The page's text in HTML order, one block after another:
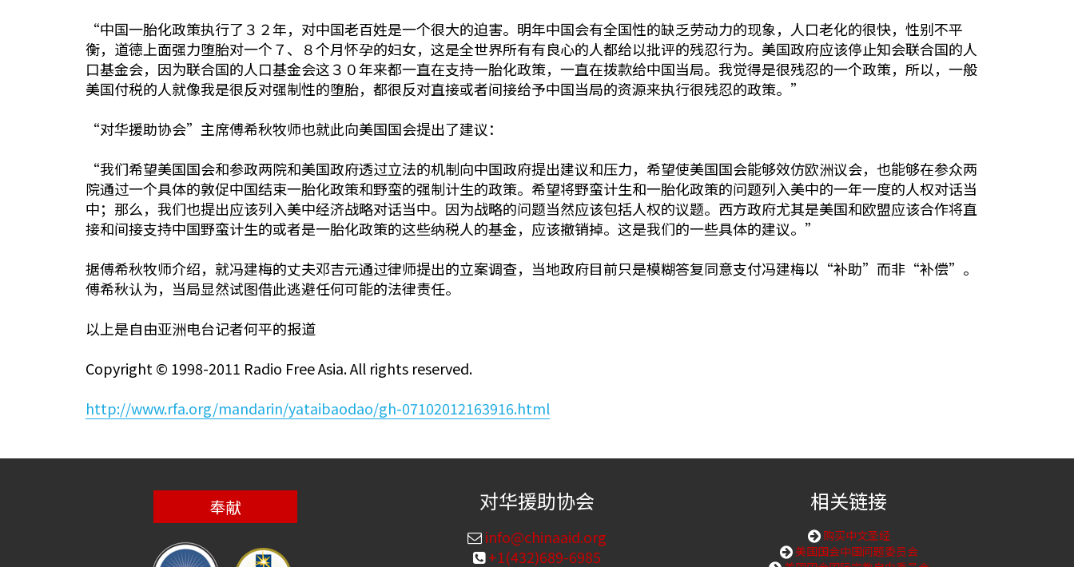
“中国一胎化政策执行了３２年，对中国老百姓是一个很大的迫害。明年中国会有全国性的缺乏劳动力的现象，人口老化的很快，性别不平
衡，道德上面强力堕胎对一个７、８个月怀孕的妇女，这是全世界所有有良心的人都给以批评的残忍行为。美国政府应该停止知会联合国的人
口基金会，因为联合国的人口基金会这３０年来都一直在支持一胎化政策，一直在拨款给中国当局。我觉得是很残忍的一个政策，所以，一般
美国付税的人就像我是很反对强制性的堕胎，都很反对直接或者间接给予中国当局的资源来执行很残忍的政策。”
“对华援助协会”主席傅希秋牧师也就此向美国国会提出了建议：
“我们希望美国国会和参政两院和美国政府透过立法的机制向中国政府提出建议和压力，希望使美国国会能够效仿欧洲议会，也能够在参众两
院通过一个具体的敦促中国结束一胎化政策和野蛮的强制计生的政策。希望将野蛮计生和一胎化政策的问题列入美中的一年一度的人权对话当
中；那么，我们也提出应该列入美中经济战略对话当中。因为战略的问题当然应该包括人权的议题。西方政府尤其是美国和欧盟应该合作将直
接和间接支持中国野蛮计生的或者是一胎化政策的这些纳税人的基金，应该撤销掉。这是我们的一些具体的建议。”
据傅希秋牧师介绍，就冯建梅的丈夫邓吉元通过律师提出的立案调查，当地政府目前只是模糊答复同意支付冯建梅以“补助”而非“补偿”。
傅希秋认为，当局显然试图借此逃避任何可能的法律责任。
以上是自由亚洲电台记者何平的报道
Copyright © 1998-2011 Radio Free Asia. All rights reserved.
http://www.rfa.org/mandarin/yataibaodao/gh-07102012163916.html
奉献 对华援助协会
info@chinaaid.org
+1(432)689-6985
相关链接
购买中文圣经
美国国会中国问题委员会